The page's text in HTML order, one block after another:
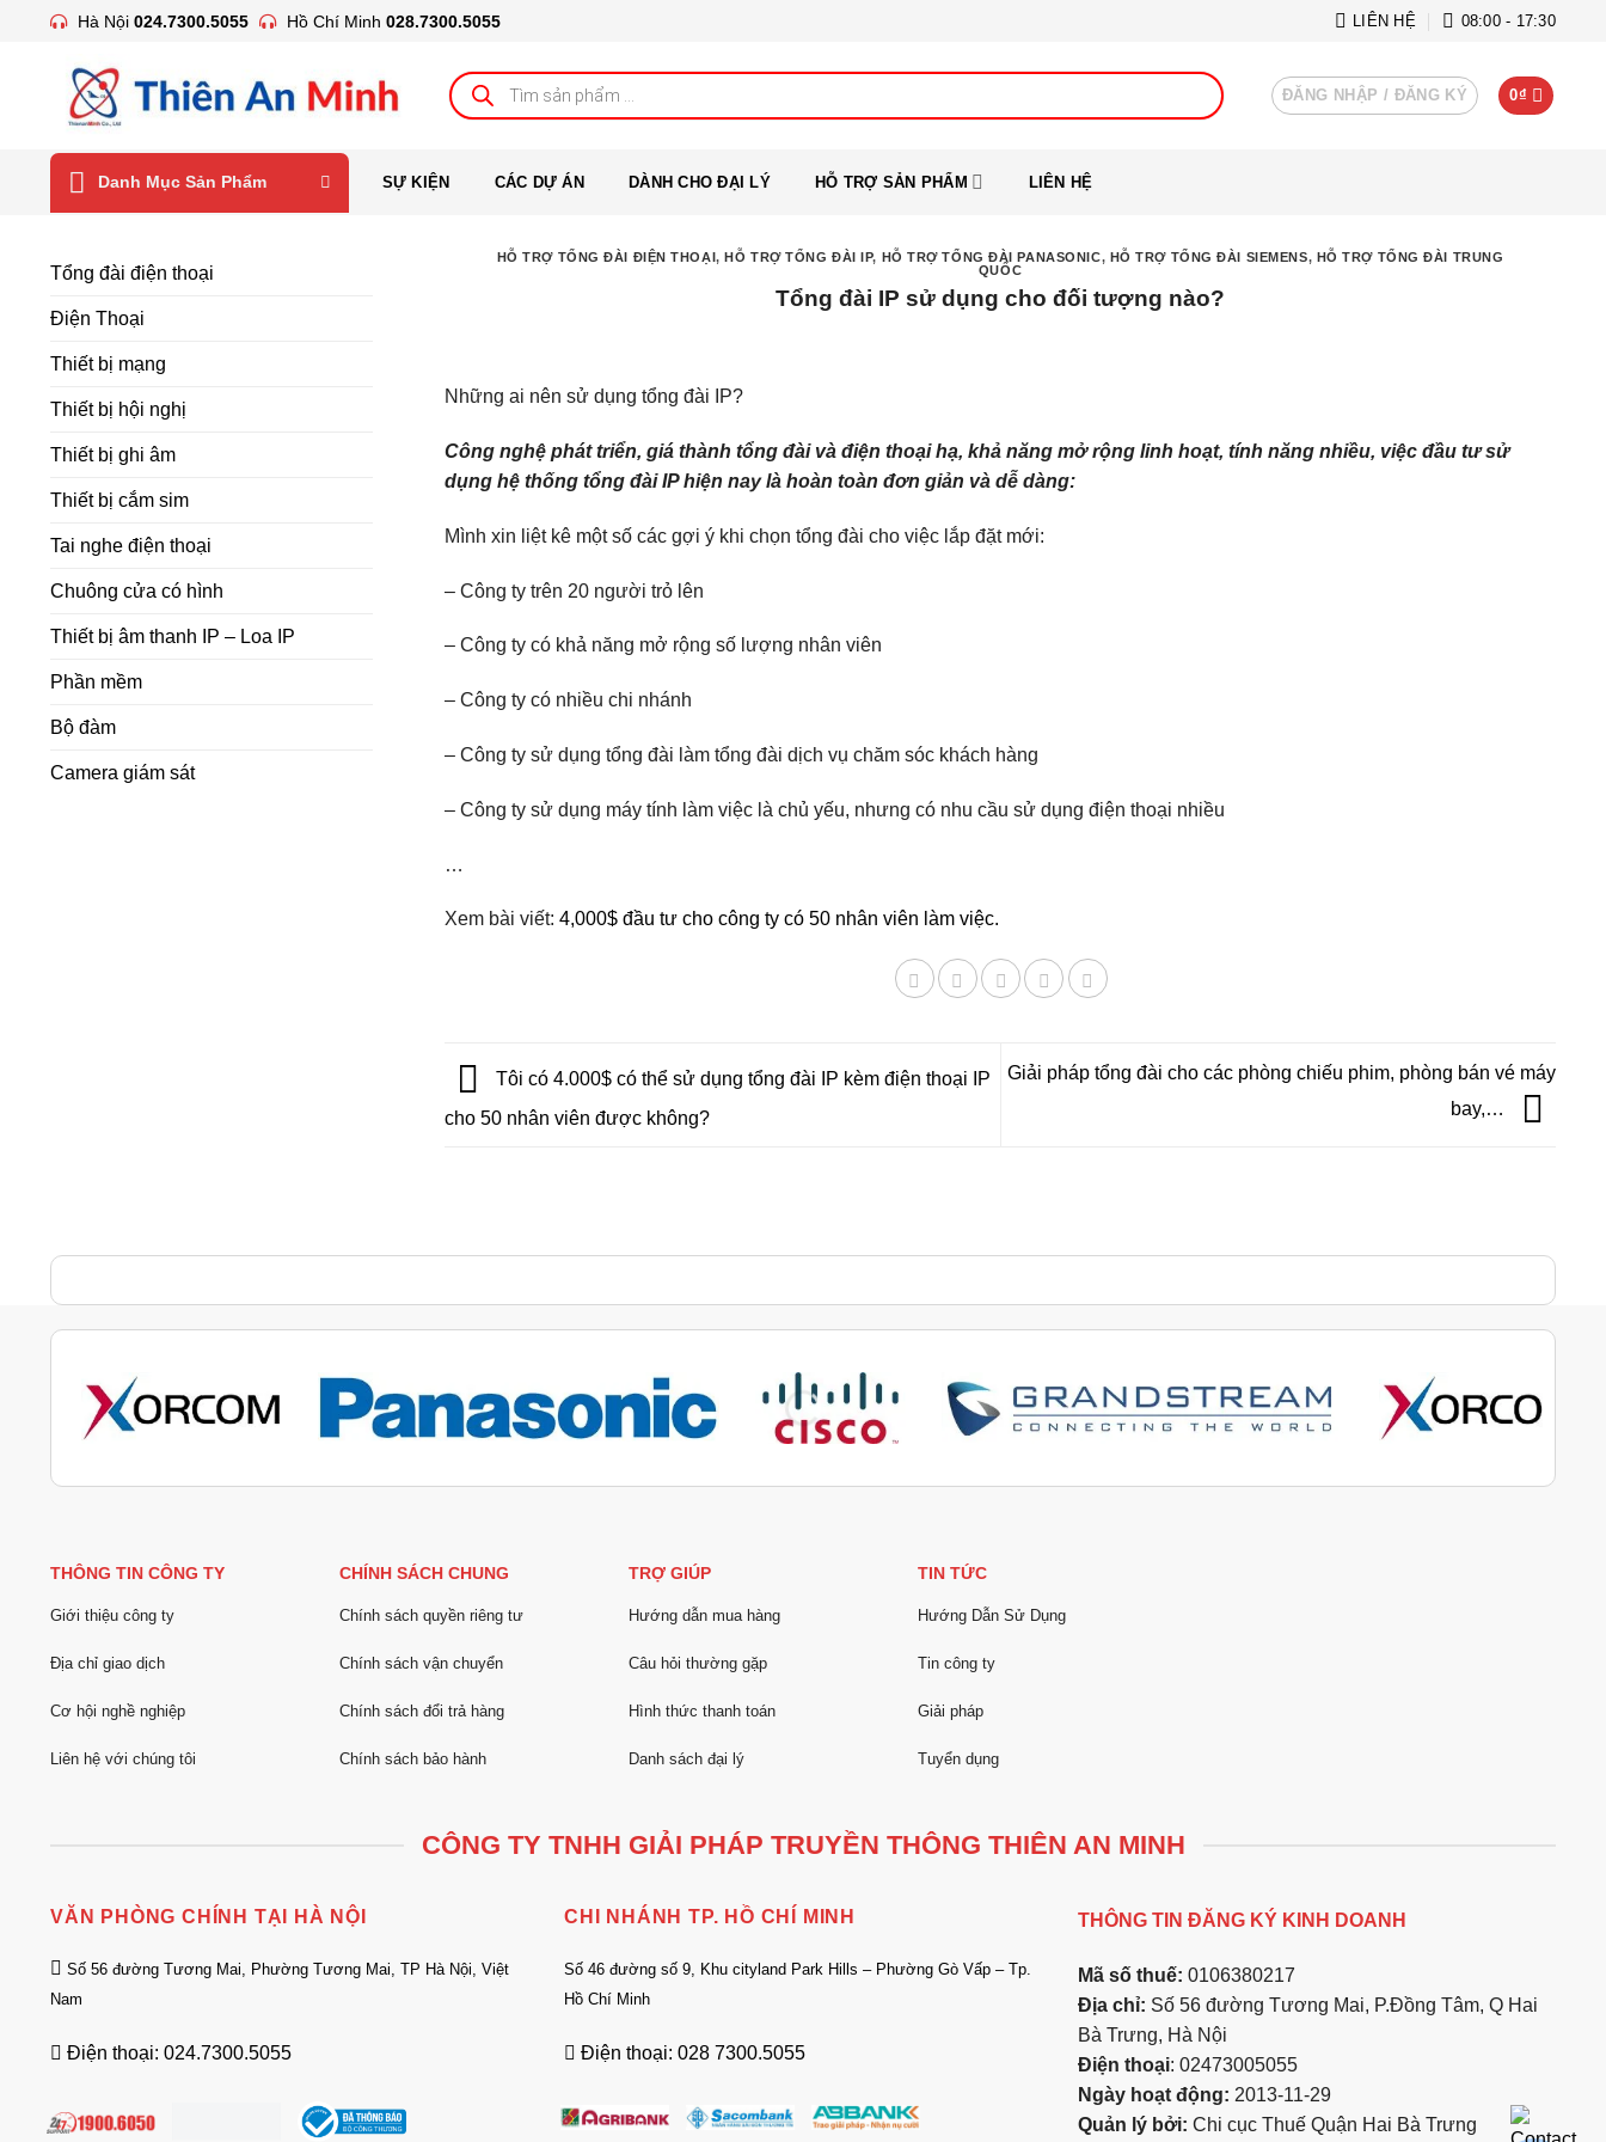
Hà Nội 024.7300.5055 Hồ Chí Minh 028.7300.5055 LIÊN HỆ 08:00 - 17:30
Tìm
kiếm
sản
phẩm
ĐĂNG NHẬP / ĐĂNG KÝ 0₫
Danh Mục Sản Phẩm SỰ KIỆN CÁC DỰ ÁN DÀNH CHO ĐẠI LÝ HỖ TRỢ SẢN PHẨM LIÊN HỆ
Tổng đài điện thoại
Điện Thoại
Thiết bị mạng
Thiết bị hội nghị
Thiết bị ghi âm
Thiết bị cắm sim
Tai nghe điện thoại
Chuông cửa có hình
Thiết bị âm thanh IP – Loa IP
Phần mềm
Bộ đàm
Camera giám sát
HỖ TRỢ TỔNG ĐÀI ĐIỆN THOẠI,HỖ TRỢ TỔNG ĐÀI IP, HỖ TRỢ TỔNG ĐÀI PANASONIC, HỖ TRỢ TỔNG ĐÀI SIEMENS, HỖ TRỢ TỔNG ĐÀI TRUNG
QUỐC
Tổng đài IP sử dụng cho đối tượng nào?
Những ai nên sử dụng tổng đài IP?
Công nghệ phát triển, giá thành tổng đài và điện thoại hạ, khả năng mở rộng linh hoạt, tính năng nhiều, việc đầu tư sử
dụng hệ thống tổng đài IP hiện nay là hoàn toàn đơn giản và dễ dàng:
Mình xin liệt kê một số các gợi ý khi chọn tổng đài cho việc lắp đặt mới:
– Công ty trên 20 người trỏ lên
– Công ty có khả năng mở rộng số lượng nhân viên
– Công ty có nhiều chi nhánh
– Công ty sử dụng tổng đài làm tổng đài dịch vụ chăm sóc khách hàng
– Công ty sử dụng máy tính làm việc là chủ yếu, nhưng có nhu cầu sử dụng điện thoại nhiều
…
Xem bài viết: 4,000$ đầu tư cho công ty có 50 nhân viên làm việc.
Tôi có 4.000$ có thể sử dụng tổng đài IP kèm điện thoại IP
cho 50 nhân viên được không?
Giải pháp tổng đài cho các phòng chiếu phim, phòng bán vé máy
bay,…
THÔNG TIN CÔNG TY
Giới thiệu công ty
Địa chỉ giao dịch
Cơ hội nghề nghiệp
Liên hệ với chúng tôi
CHÍNH SÁCH CHUNG
Chính sách quyền riêng tư
Chính sách vận chuyển
Chính sách đổi trả hàng
Chính sách bảo hành
TRỢ GIÚP
Hướng dẫn mua hàng
Câu hỏi thường gặp
Hình thức thanh toán
Danh sách đại lý
TIN TỨC
Hướng Dẫn Sử Dụng
Tin công ty
Giải pháp
Tuyển dụng
CÔNG TY TNHH GIẢI PHÁP TRUYỀN THÔNG THIÊN AN MINH
VĂN PHÒNG CHÍNH TẠI HÀ NỘI
Số 56 đường Tương Mai, Phường Tương Mai, TP Hà Nội, Việt
Nam
Điện thoại: 024.7300.5055
CHI NHÁNH TP. HỒ CHÍ MINH
Số 46 đường số 9, Khu cityland Park Hills – Phường Gò Vấp – Tp.
Hồ Chí Minh
Điện thoại: 028 7300.5055
THÔNG TIN ĐĂNG KÝ KINH DOANH
Mã số thuế: 0106380217
Địa chỉ: Số 56 đường Tương Mai, P.Đồng Tâm, Q Hai
Bà Trưng, Hà Nội
Điện thoại: 02473005055
Ngày hoạt động: 2013-11-29
Quản lý bởi: Chi cục Thuế Quận Hai Bà Trưng